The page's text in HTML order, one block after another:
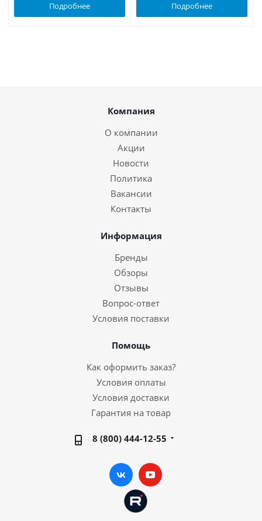
Подробнее Подробнее
Компания
О компании
Акции
Новости
Политика
Вакансии
Контакты
Информация
Бренды
Обзоры
Отзывы
Вопрос-ответ
Условия поставки
Помощь
Как оформить заказ?
Условия оплаты
Условия доставки
Гарантия на товар
8 (800) 444-12-55